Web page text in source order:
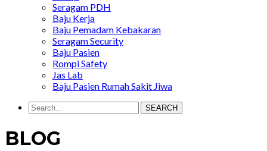
Seragam PDH
Baju Kerja
Baju Pemadam Kebakaran
Seragam Security
Baju Pasien
Rompi Safety
Jas Lab
Baju Pasien Rumah Sakit Jiwa
SEARCH
BLOG